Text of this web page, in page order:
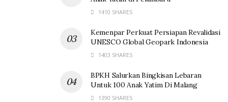
1410 SHARES
Kemenpar Perkuat Persiapan Revalidasi
UNESCO Global Geopark Indonesia
1403 SHARES
BPKH Salurkan Bingkisan Lebaran
Untuk 100 Anak Yatim Di Malang
1390 SHARES